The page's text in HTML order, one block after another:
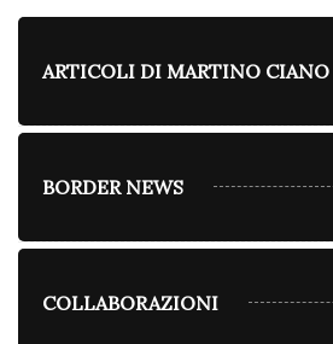
ARTICOLI DI MARTINO CIANO
BORDER NEWS
COLLABORAZIONI